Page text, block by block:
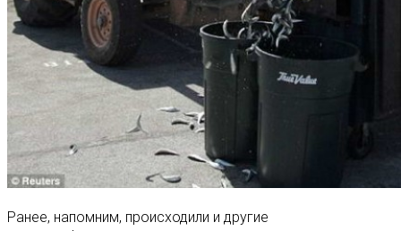
Ранее, напомним, происходили и другие